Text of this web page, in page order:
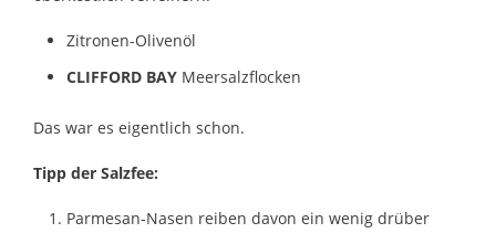
Zitronen-Olivenöl
CLIFFORD BAY Meersalzflocken
Das war es eigentlich schon.
Tipp der Salzfee:
Parmesan-Nasen reiben davon ein wenig drüber